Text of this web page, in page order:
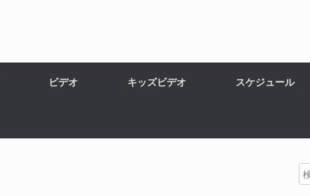
ビデオ キッズビデオ スケジュール